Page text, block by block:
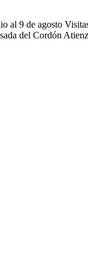
al 9 de agosto
del Cordón